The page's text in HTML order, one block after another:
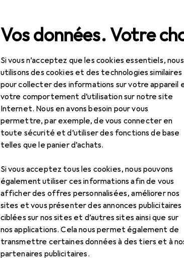
Vos données. Votre
Si vous n’acceptez que les cookies essentiels, nous
utilisons des cookies et des technologies similaires
pour collecter des informations sur votre appareil
votre comportement d’utilisation sur notre site
Internet. Nous en avons besoin pour vous
permettre, par exemple, de vous connecter en
toute sécurité et d’utiliser des fonctions de base
telles que le panier d’achats.
Si vous acceptez tous les cookies, nous pouvons
également utiliser ces informations afin de vous
afficher des offres personnalisées, améliorer nos
sites et vous présenter des annonces publicitaires
ciblées sur nos sites et d’autres sites ainsi que sur
nos applications. Cela nous permet également de
transmettre certaines données à des tiers et à
partenaires publicitaires.
Recherche
Tout l'assortiment IT + multimédia
Adaptateur audio
ProduitsForum